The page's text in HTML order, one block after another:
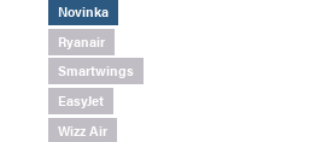
Novinka
Ryanair
Smartwings
EasyJet
Wizz Air